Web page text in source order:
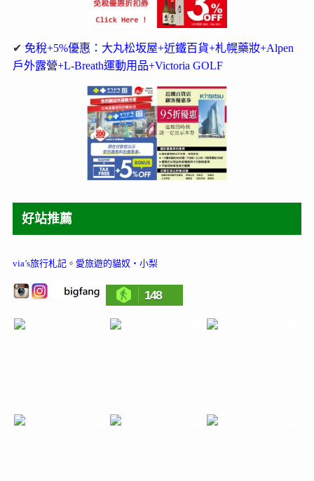
✔ 免稅+5%優惠：大丸松坂屋+近鐵百貨+札幌藥妝+Alpen
戶外露營+L-Breath運動用品+Victoria GOLF
好站推薦
via’s旅行札記。 愛旅遊的貓奴‧小梨
148